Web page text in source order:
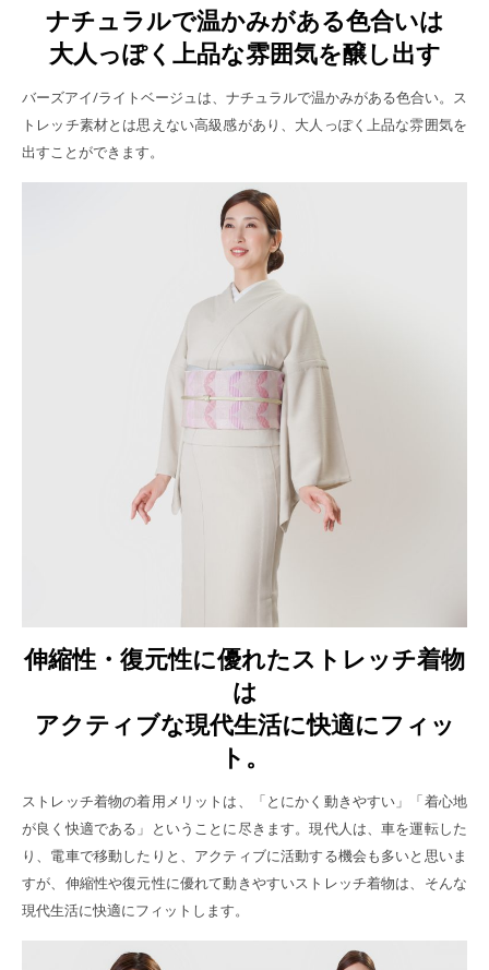
ナチュラルで温かみがある色合いは
大人っぽく上品な雰囲気を醸し出す
バーズアイ/ライトベージュは、ナチュラルで温かみがある色合い。ス
トレッチ素材とは思えない高級感があり、大人っぽく上品な雰囲気を
出すことができます。
伸縮性・復元性に優れたストレッチ着物
は
アクティブな現代生活に快適にフィッ
ト。
ストレッチ着物の着用メリットは、「とにかく動きやすい」「着心地
が良く快適である」ということに尽きます。現代人は、車を運転した
り、電車で移動したりと、アクティブに活動する機会も多いと思いま
すが、伸縮性や復元性に優れて動きやすいストレッチ着物は、そんな
現代生活に快適にフィットします。